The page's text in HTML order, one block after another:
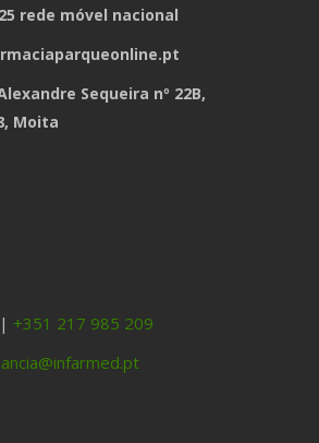
rede móvel nacional
Sequeira nº 22B,
Moita
+351 217 985 209